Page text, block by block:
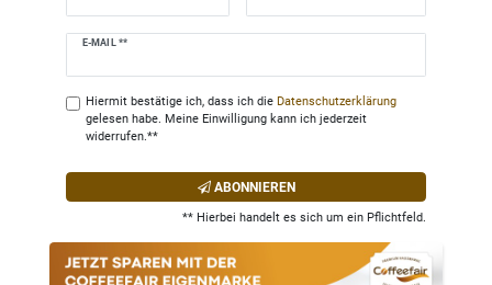
E-MAIL **
Newsletter
Hiermit bestätige ich, dass ich die Daten­schutz­erklärung
gelesen habe. Meine Einwilligung kann ich jederzeit
widerrufen.**
ABONNIEREN
** Hierbei handelt es sich um ein Pflichtfeld.